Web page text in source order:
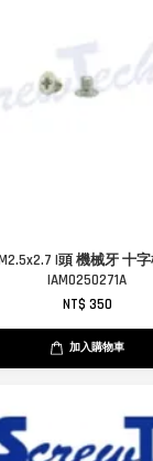
I頭 機械牙 十
IAM0250271A
NT$ 350
加入購物車